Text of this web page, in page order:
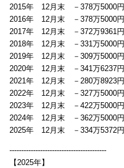
2015年 12月末 －378万5000円
2016年 12月末 －378万5000円
2017年 12月末 －372万9361円
2018年 12月末 －331万5000円
2019年 12月末 －309万5000円
2020年 12月末 －341万6237円
2021年 12月末 －280万8923円
2022年 12月末 －327万5000円
2023年 12月末 －422万5000円
2024年 12月末 －362万5000円
2025年 12月末 －334万5372円
-----------------------------------------
【2025年】